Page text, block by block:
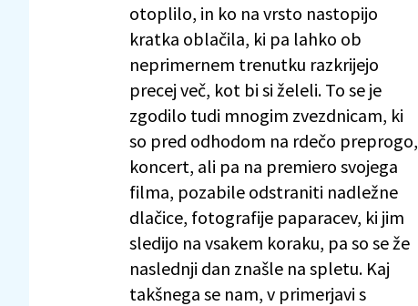
otoplilo, in ko na vrsto nastopijo
kratka oblačila, ki pa lahko ob
neprimernem trenutku razkrijejo
precej več, kot bi si želeli. To se je
zgodilo tudi mnogim zvezdnicam, ki
so pred odhodom na rdečo preprogo,
koncert, ali pa na premiero svojega
filma, pozabile odstraniti nadležne
dlačice, fotografije paparacev, ki jim
sledijo na vsakem koraku, pa so se že
naslednji dan znašle na spletu. Kaj
takšnega se nam, v primerjavi s